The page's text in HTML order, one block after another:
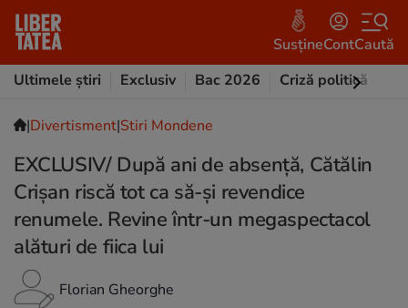
SusțineContCaută
Ultimele știri
Exclusiv Bac 2026 Criză politică
|Divertisment|Stiri Mondene
EXCLUSIV/ După ani de absență, Cătălin
Crișan riscă tot ca să-și revendice
renumele. Revine într-un megaspectacol
alături de fiica lui
Florian Gheorghe